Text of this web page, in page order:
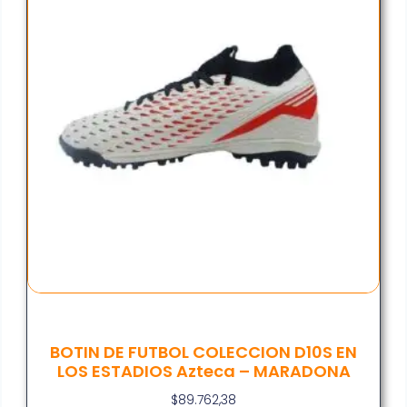
BOTIN DE FUTBOL COLECCION D10S EN
LOS ESTADIOS Azteca – MARADONA
$89.762,38